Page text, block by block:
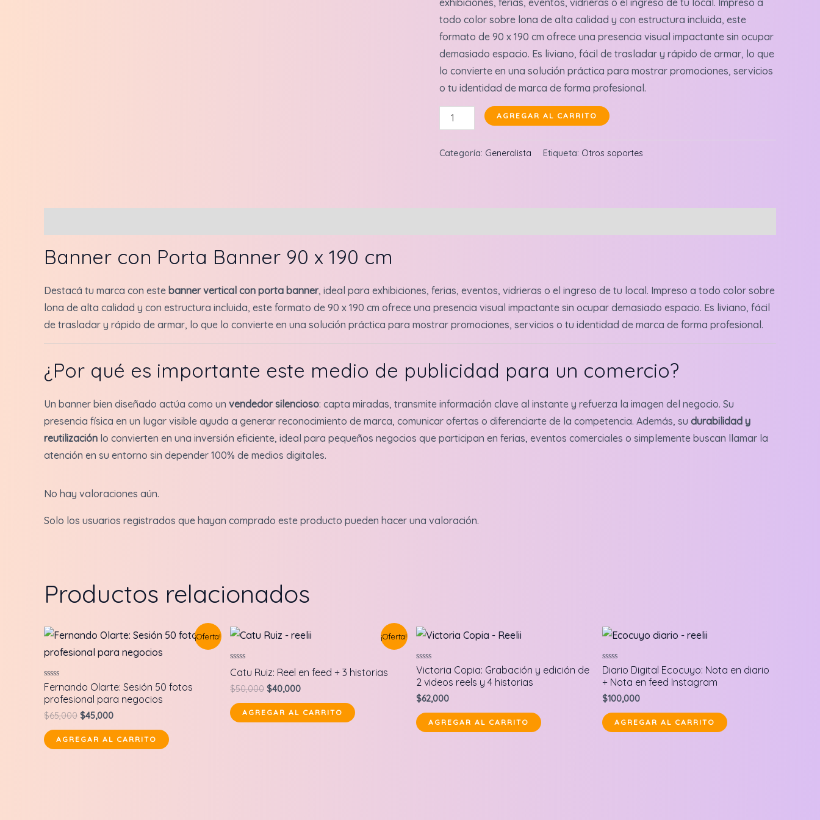
todo color sobre lona de alta calidad y con estructura incluida, este
formato de 90 x 190 cm ofrece una presencia visual impactante sin ocupar
demasiado espacio. Es liviano, fácil de trasladar y rápido de armar, lo que
lo convierte en una solución práctica para mostrar promociones, servicios
o tu identidad de marca de forma profesional.
Banner
con
porta
AGREGAR AL CARRITO
Categoría: Generalista Etiqueta: Otros soportes
Banner con Porta Banner 90 x 190 cm
Destacá tu marca con este banner vertical con porta banner, ideal para exhibiciones, ferias, eventos, vidrieras o el ingreso de tu local. Impreso a todo color sobre
lona de alta calidad y con estructura incluida, este formato de 90 x 190 cm ofrece una presencia visual impactante sin ocupar demasiado espacio. Es liviano, fácil
de trasladar y rápido de armar, lo que lo convierte en una solución práctica para mostrar promociones, servicios o tu identidad de marca de forma profesional.
¿Por qué es importante este medio de publicidad para un comercio?
Un banner bien diseñado actúa como un vendedor silencioso: capta miradas, transmite información clave al instante y refuerza la imagen del negocio. Su
presencia física en un lugar visible ayuda a generar reconocimiento de marca, comunicar ofertas o diferenciarte de la competencia. Además, su durabilidad y
reutilización lo convierten en una inversión eficiente, ideal para pequeños negocios que participan en ferias, eventos comerciales o simplemente buscan llamar la
atención en su entorno sin depender 100% de medios digitales.
No hay valoraciones aún.
Solo los usuarios registrados que hayan comprado este producto pueden hacer una valoración.
Productos relacionados
¡Oferta!
Valorado
en
0
de
5
Fernando Olarte: Sesión 50 fotos
profesional para negocios
$65,000 Original
was:
$65,000.
$45,000Current
is:
$45,000.
AGREGAR AL CARRITO
¡Oferta!
Valorado
en
0
de
Catu Ruiz: Reel en feed + 3 historias
$50,000 Original
was:
$50,000.
$40,000Current
is:
$40,000.
AGREGAR AL CARRITO
Valorado
en
0
de
5
Victoria Copia: Grabación y edición de
2 videos reels y 4 historias
$62,000
AGREGAR AL CARRITO
Valorado
en
0
de
5
Diario Digital Ecocuyo: Nota en diario
+ Nota en feed Instagram
$100,000
AGREGAR AL CARRITO